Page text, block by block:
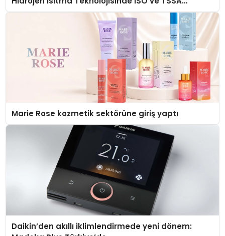
Düzenleyici Onaylarını Aldı
Marie Rose kozmetik sektörüne giriş yaptı
Daikin’den akıllı iklimlendirmede yeni dönem: